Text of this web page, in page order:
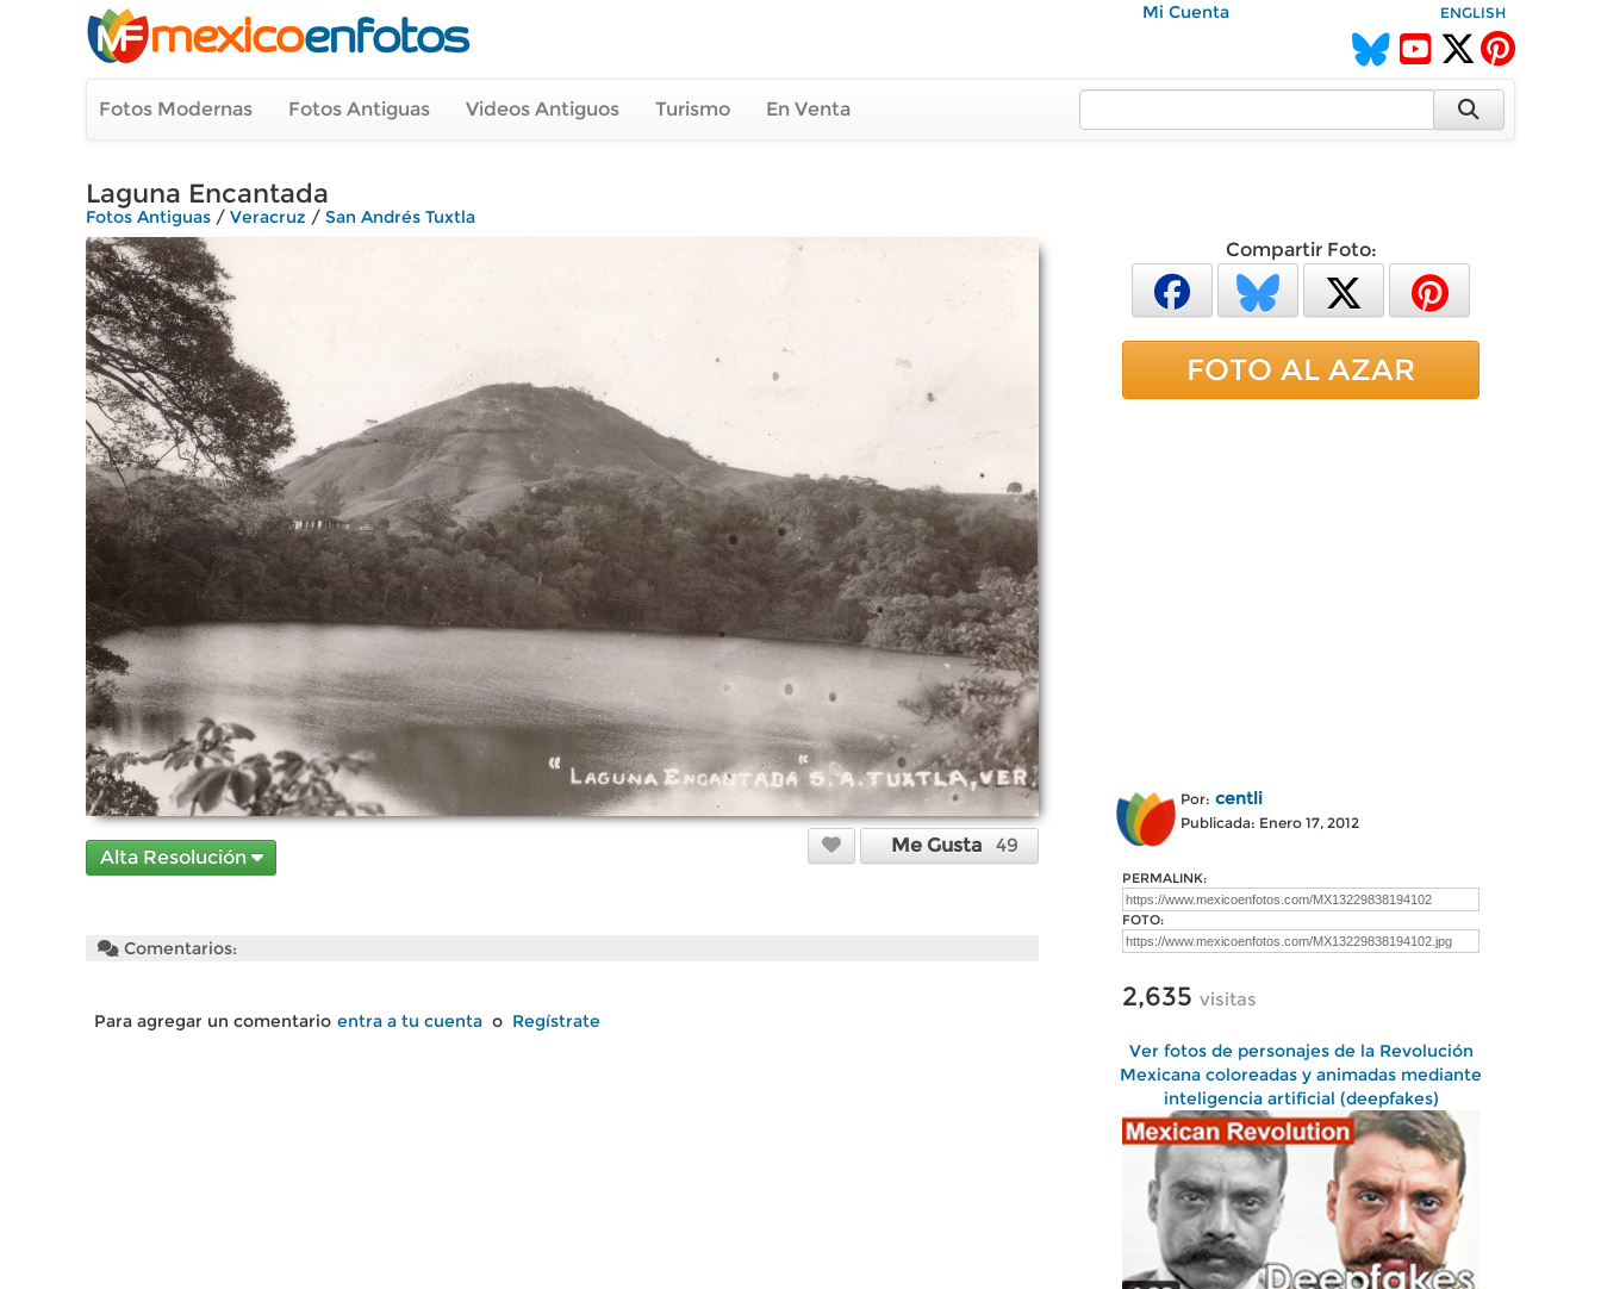
Mi Cuenta ENGLISH
Fotos Modernas Fotos Antiguas Videos Antiguos Turismo En Venta
Laguna Encantada
Fotos Antiguas / Veracruz / San Andrés Tuxtla
Alta Resolución
Me Gusta 49
Comentarios:
Para agregar un comentario entra a tu cuenta o Regístrate
Compartir Foto:
FOTO AL AZAR
Por: centli
Publicada: Enero 17, 2012
PERMALINK:
FOTO:
2,635 visitas
Ver fotos de personajes de la Revolución
Mexicana coloreadas y animadas mediante
inteligencia artificial (deepfakes)